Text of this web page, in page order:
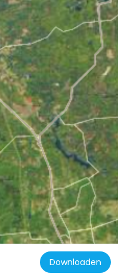
Basiliiek-kathedraal Sint-Petrus en Paulus
20.2kDownloaden